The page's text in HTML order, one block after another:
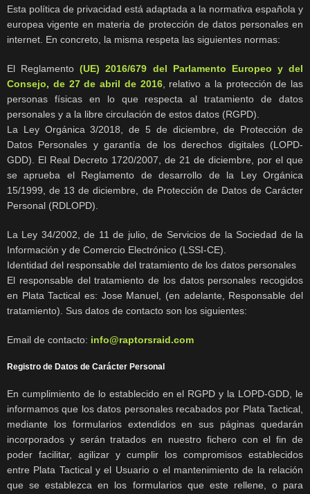
Esta política de privacidad está adaptada a la normativa española y
europea vigente en materia de protección de datos personales en
internet. En concreto, la misma respeta las siguientes normas:
El Reglamento(UE) 2016/679 del Parlamento Europeo y del
Consejo, de 27 de abril de 2016, relativo a la protección de las
personas físicas en lo que respecta al tratamiento de datos
personales y a la libre circulación de estos datos (RGPD).
La Ley Orgánica 3/2018, de 5 de diciembre, de Protección de
Datos Personales y garantía de los derechos digitales (LOPD-
GDD). El Real Decreto 1720/2007, de 21 de diciembre, por el que
se aprueba el Reglamento de desarrollo de la Ley Orgánica
15/1999, de 13 de diciembre, de Protección de Datos de Carácter
Personal (RDLOPD).
La Ley 34/2002, de 11 de julio, de Servicios de la Sociedad de la
Información y de Comercio Electrónico (LSSI-CE).
Identidad del responsable del tratamiento de los datos personales
El responsable del tratamiento de los datos personales recogidos
en Plata Tactical es: Jose Manuel, (en adelante, Responsable del
tratamiento). Sus datos de contacto son los siguientes:
Email de contacto: info@raptorsraid.com
Registro de Datos de Carácter Personal
En cumplimiento de lo establecido en el RGPD y la LOPD-GDD, le
informamos que los datos personales recabados por Plata Tactical,
mediante los formularios extendidos en sus páginas quedarán
incorporados y serán tratados en nuestro fichero con el fin de
poder facilitar, agilizar y cumplir los compromisos establecidos
entre Plata Tactical y el Usuario o el mantenimiento de la relación
que se establezca en los formularios que este rellene, o para